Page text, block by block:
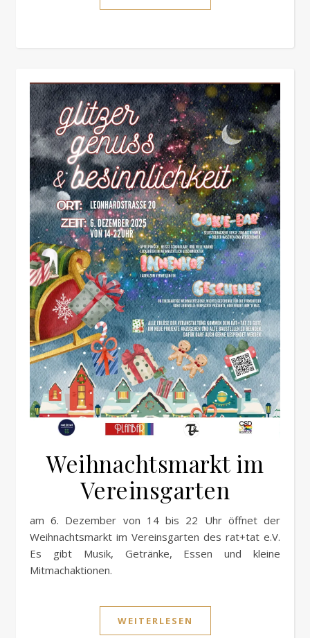
Weihnachtsmarkt im
Vereinsgarten
am 6. Dezember von 14 bis 22 Uhr öffnet der
Weihnachtsmarkt im Vereinsgarten des rat+tat e.V.
Es gibt Musik, Getränke, Essen und kleine
Mitmachaktionen.
WEITERLESEN